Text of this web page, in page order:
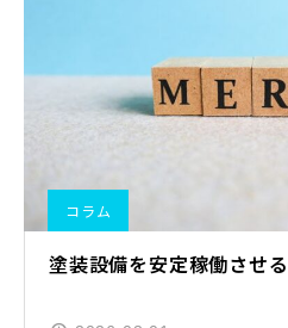
コラム
塗装設備を安定稼働させ